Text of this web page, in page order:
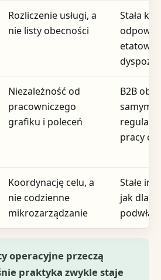
Rozliczenie usługi, a
nie listy obecności
Stała
etatowej
Niezależność od
pracowniczego
grafiku i poleceń
B2B
samym
pracy co
Koordynację celu, a
nie codzienne
mikrozarządzanie
Stałe
jak dla
operacyjne przeczą
praktyka zwykle staje